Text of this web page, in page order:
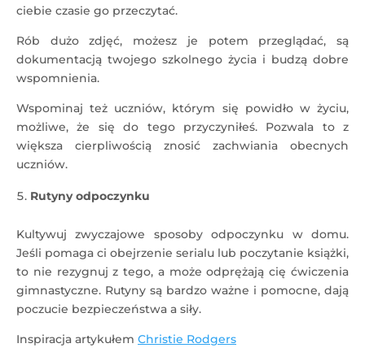
ciebie czasie go przeczytać.
Rób dużo zdjęć, możesz je potem przeglądać, są
dokumentacją twojego szkolnego życia i budzą dobre
wspomnienia.
Wspominaj też uczniów, którym się powidło w życiu,
możliwe, że się do tego przyczyniłeś. Pozwala to z
większa cierpliwością znosić zachwiania obecnych
uczniów.
Rutyny odpoczynku
Kultywuj zwyczajowe sposoby odpoczynku w domu.
Jeśli pomaga ci obejrzenie serialu lub poczytanie książki,
to nie rezygnuj z tego, a może odprężają cię ćwiczenia
gimnastyczne. Rutyny są bardzo ważne i pomocne, dają
poczucie bezpieczeństwa a siły.
Inspiracja artykułem Christie Rodgers